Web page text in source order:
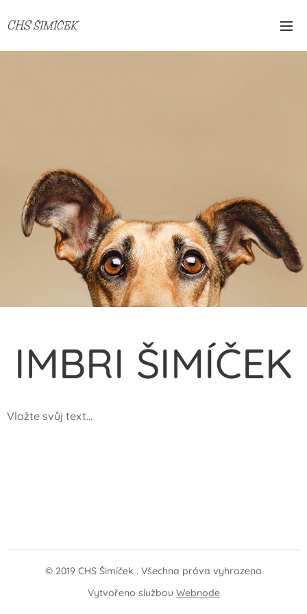
CHS ŠIMÍČEK
IMBRI ŠIMÍČEK
Vložte svůj text...
© 2019 CHS Šimíček . Všechna práva vyhrazena
Vytvořeno službou Webnode